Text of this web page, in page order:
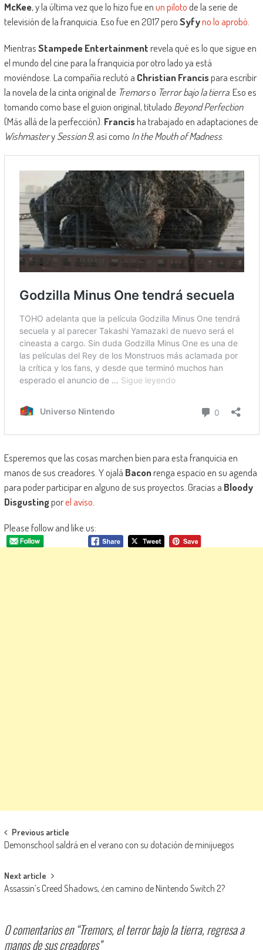
McKee, y la última vez que lo hizo fue enun pilotode la serie de
televisión de la franquicia. Eso fue en 2017 peroSyfyno lo aprobó
MientrasStampede Entertainmentrevela qué es lo que sigue en
el mundo del cine para la franquicia por otro lado ya está
moviéndose. La compañía reclutó a Christian Francispara escribir
la novela de la cinta original de Tremorso Terror bajo la tierra. Eso es
tomando como base el guion original, titulado Beyond Perfection
(Más allá de la perfección). Francisha trabajado en adaptaciones de
WishmasterySession 9, así como In the Mouth of Madness.
Esperemos que las cosas marchen bien para esta franquicia en
manos de sus creadores. Y ojalá Baconrenga espacio en su agenda
para poder participar en alguno de sus proyectos. Gracias a Bloody
Disgustingporel aviso
Please follow and like us:
Navegación de entradas
Previous article
Demonschool saldrá en el verano con su dotación de minijuegos
Next article
Assassin’s Creed Shadows, ¿en camino de Nintendo Switch 2?
0 comentarios en “Tremors, el terror bajo la tierra, regresa a
manos de sus creadores”